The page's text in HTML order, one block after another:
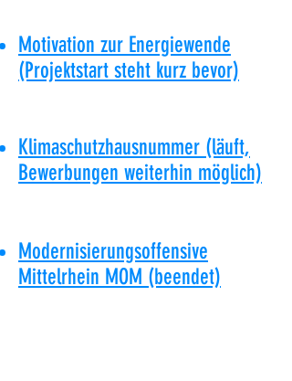
Motivation zur Energiewende
(Projektstart steht kurz bevor)
Klimaschutzhausnummer (läuft,
Bewerbungen weiterhin möglich)
Modernisierungsoffensive
Mittelrhein MOM (beendet)